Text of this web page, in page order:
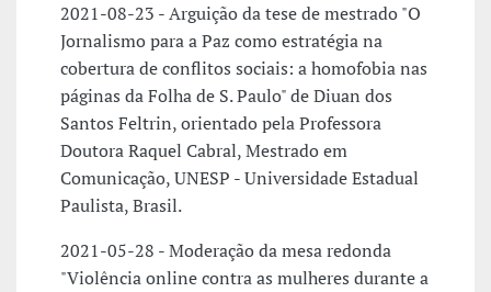
2021-08-23 - Arguição da tese de mestrado "O
Jornalismo para a Paz como estratégia na
cobertura de conflitos sociais: a homofobia nas
páginas da Folha de S. Paulo" de Diuan dos
Santos Feltrin, orientado pela Professora
Doutora Raquel Cabral, Mestrado em
Comunicação, UNESP - Universidade Estadual
Paulista, Brasil.
2021-05-28 - Moderação da mesa redonda
"Violência online contra as mulheres durante a